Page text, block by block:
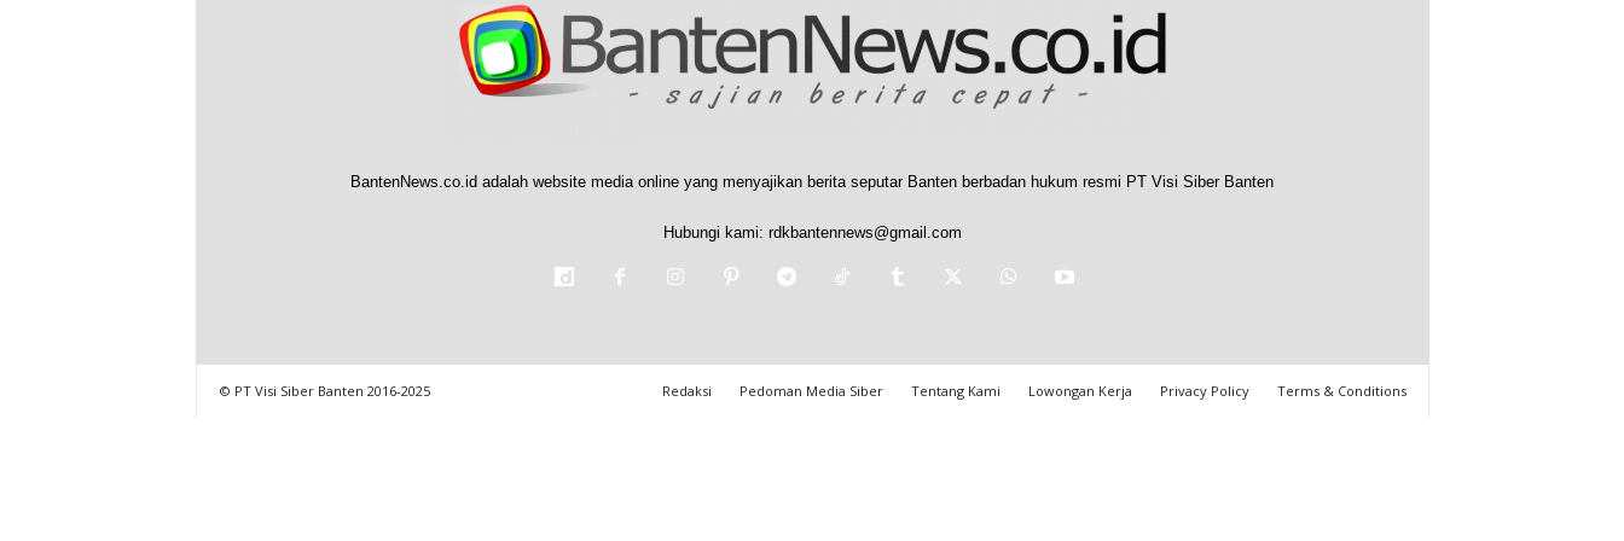
BantenNews.co.id adalah website media online yang menyajikan berita seputar Banten berbadan hukum resmi PT Visi Siber Banten
Hubungi kami: rdkbantennews@gmail.com
Redaksi Pedoman Media Siber Tentang Kami Lowongan Kerja Privacy Policy Terms & Conditions
© PT Visi Siber Banten 2016-2025